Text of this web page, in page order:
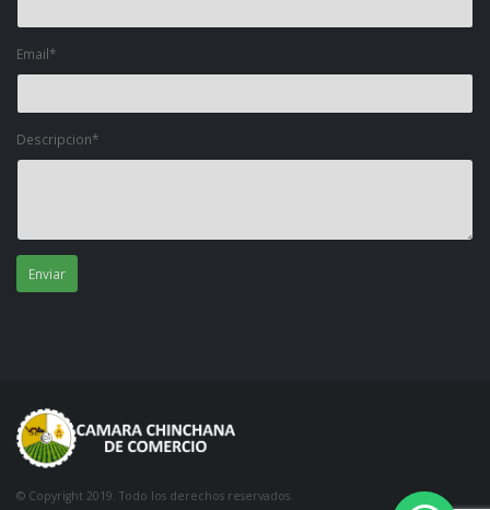
Email*
Descripcion*
© Copyright 2019. Todo los derechos reservados.